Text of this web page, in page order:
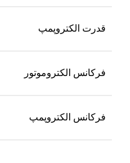
قدرت الکتروپمپ
فرکانس الکتروموتور
فرکانس الکتروپمپ